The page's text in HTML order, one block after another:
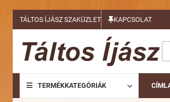
TÁLTOS ÍJÁSZ SZAKÜZLET KAPCSOLAT
TERMÉKKATEGÓRIÁK